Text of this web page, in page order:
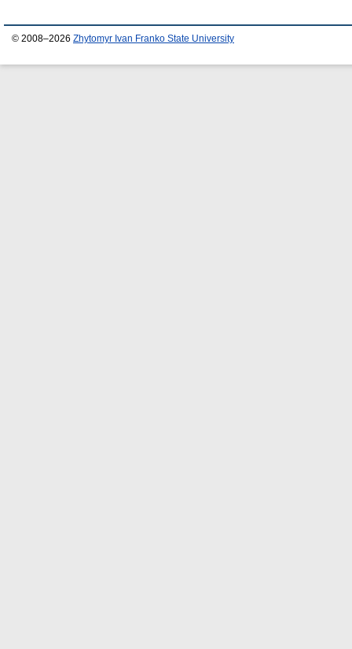
© 2008–2026 Zhytomyr Ivan Franko State University